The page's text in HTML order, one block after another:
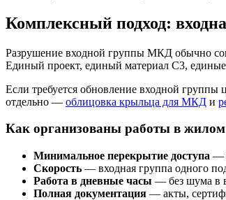
Комплексный подход:
Разрушение входной группы МКД обычно
Единый проект, единый материал С3,
Если требуется обновление входной группы
отдельно — облицовка крыльца для МКД и
Как организованы работы в
Минимальное перекрытие доступа —
Скорость — входная группа одного
Работа в дневные часы — без шума в
Полная документация — акты,